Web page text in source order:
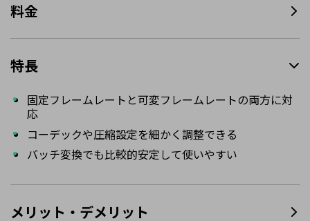
料金
特長
固定フレームレートと可変フレームレートの両方に対
応
コーデックや圧縮設定を細かく調整できる
バッチ変換でも比較的安定して使いやすい
メリット・デメリット